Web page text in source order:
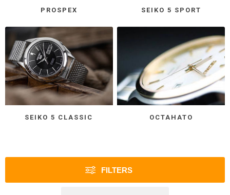
PROSPEX SEIKO 5 SPORT
SEIKO 5 CLASSIC ОСТАНАТО
FILTERS